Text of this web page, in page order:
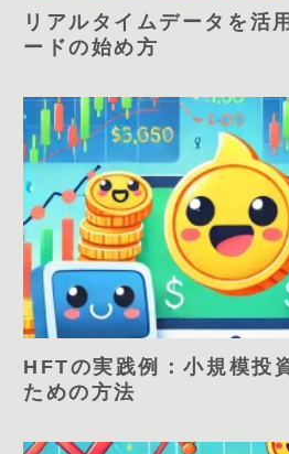
リアルタイムデータを活
ードの始め方
HFTの実践例：小規模投
ための方法